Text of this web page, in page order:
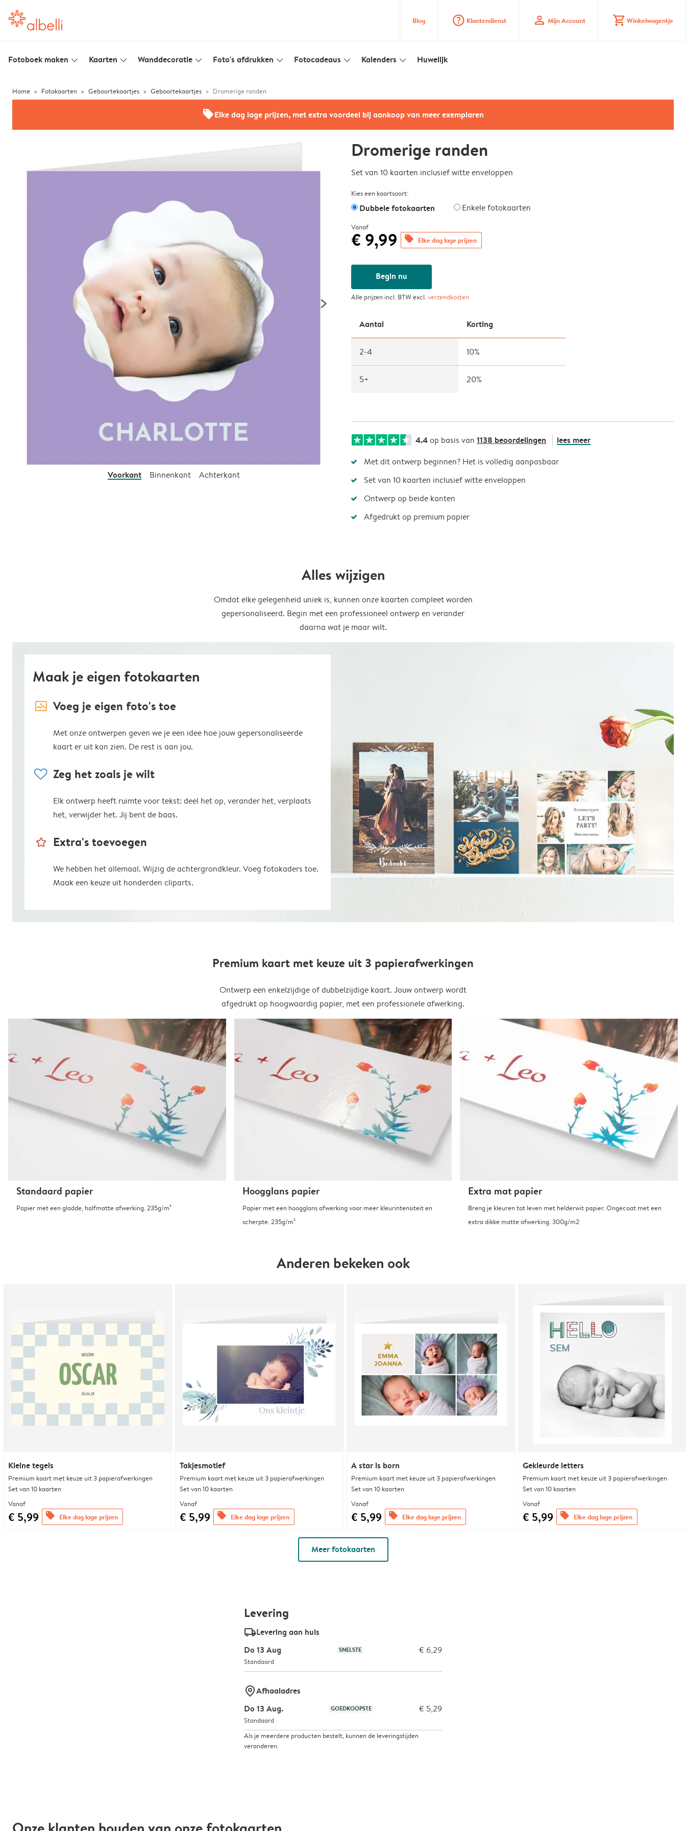
Blog question_mark_circle Klantendienst profile Mijn Account shopping_cart Winkelwagentje
Fotoboek maken slim_arrow_down Kaarten slim_arrow_down Wanddecoratie slim_arrow_down Foto's afdrukken slim_arrow_down Fotocadeaus slim_arrow_down Kalenders slim_arrow_down Huwelijk
Home Fotokaarten Geboortekaartjes Geboortekaartjes Dromerige randen
offersElke dag lage prijzen, met extra voordeel bij aankoop van meer exemplaren
Voorkant Binnenkant Achterkant
Dromerige randen
Set van 10 kaarten inclusief witte enveloppen
Kies een kaartsoort:
Dubbele fotokaarten Enkele fotokaarten
Vanaf
€ 9,99 offers Elke dag lage prijzen
Begin nu
Alle prijzen incl. BTW excl.verzendkosten
Aantal Korting
2-4 10%
5+ 20%
4.4op basis van 1138 beoordelingen lees meer
Met dit ontwerp beginnen? Het is volledig aanpasbaar
Set van 10 kaarten inclusief witte enveloppen
Ontwerp op beide kanten
Afgedrukt op premium papier
Alles wijzigen
Omdat elke gelegenheid uniek is, kunnen onze kaarten compleet worden
gepersonaliseerd. Begin met een professioneel ontwerp en verander
daarna wat je maar wilt.
Maak je eigen fotokaarten
image_placeholder Voeg je eigen foto's toe
Met onze ontwerpen geven we je een idee hoe jouw gepersonaliseerde
kaart er uit kan zien. De rest is aan jou.
heart Zeg het zoals je wilt
Elk ontwerp heeft ruimte voor tekst: deel het op, verander het, verplaats
het, verwijder het. Jij bent de baas.
star_outline Extra's toevoegen
We hebben het allemaal. Wijzig de achtergrondkleur. Voeg fotokaders toe.
Maak een keuze uit honderden cliparts.
Premium kaart met keuze uit 3 papierafwerkingen
Ontwerp een enkelzijdige of dubbelzijdige kaart. Jouw ontwerp wordt
afgedrukt op hoogwaardig papier, met een professionele afwerking.
Standaard papier
Papier met een gladde, halfmatte afwerking. 235g/m²
Hoogglans papier
Papier met een hoogglans afwerking voor meer kleurintensiteit en
scherpte. 235g/m²
Extra mat papier
Breng je kleuren tot leven met helderwit papier. Ongecoat met een
extra dikke matte afwerking. 300g/m2
Anderen bekeken ook
Kleine tegels
Premium kaart met keuze uit 3 papierafwerkingen
Set van 10 kaarten
Vanaf
€ 5,99 offers Elke dag lage prijzen
Takjesmotief
Premium kaart met keuze uit 3 papierafwerkingen
Set van 10 kaarten
Vanaf
€ 5,99 offers Elke dag lage prijzen
A star is born
Premium kaart met keuze uit 3 papierafwerkingen
Set van 10 kaarten
Vanaf
€ 5,99 offers Elke dag lage prijzen
Gekleurde letters
Premium kaart met keuze uit 3 papierafwerkingen
Set van 10 kaarten
Vanaf
€ 5,99 offers Elke dag lage prijzen
Meer fotokaarten
Levering
delivery_standard_v2Levering aan huis
Do 13 Aug
SNELSTE € 6,29
Standaard
marker-pinAfhaaladres
Do 13 Aug.
GOEDKOOPSTE € 5,29
Standaard
Als je meerdere producten bestelt, kunnen de leveringstijden
veranderen.